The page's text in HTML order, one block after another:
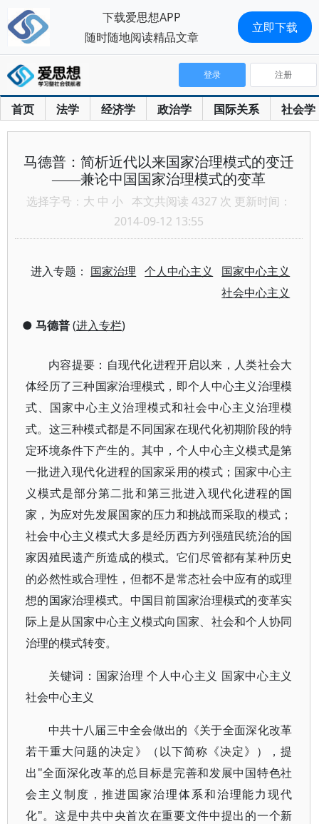
首页 法学 经济学 政治学 国际关系 社会学
登录 注册
马德普：简析近代以来国家治理模式的变迁
——兼论中国国家治理模式的变革
选择字号： 大 中 小 本文共阅读 4327 次 更新时间：
2014-09-12 13:55
进入专题： 国家治理 个人中心主义
国家中心主义
社会中心主义
● 马德普(进入专栏)
内容提要：自现代化进程开启以来，人类社会大
体经历了三种国家治理模式，即个人中心主义治理模
式、国家中心主义治理模式和社会中心主义治理模
式。这三种模式都是不同国家在现代化初期阶段的特
定环境条件下产生的。其中，个人中心主义模式是第
一批进入现代化进程的国家采用的模式；国家中心主
义模式是部分第二批和第三批进入现代化进程的国
家，为应对先发展国家的压力和挑战而采取的模式；
社会中心主义模式大多是经历西方列强殖民统治的国
家因殖民遗产所造成的模式。它们尽管都有某种历史
的必然性或合理性，但都不是常态社会中应有的或理
想的国家治理模式。中国目前国家治理模式的变革实
际上是从国家中心主义模式向国家、社会和个人协同
治理的模式转变。
关键词：国家治理 个人中心主义 国家中心主义
社会中心主义
中共十八届三中全会做出的《关于全面深化改革
若干重大问题的决定》（以下简称《决定》），提
出"全面深化改革的总目标是完善和发展中国特色社
会主义制度，推进国家治理体系和治理能力现代
化"。这是中共中央首次在重要文件中提出的一个新
下载爱思想APP
随时随地阅读精品文章
立即下载